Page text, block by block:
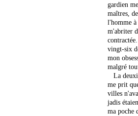
gardien
maîtres,
l'homme
m'abriter
vingt-six
mon
malgré
La
me prit
villes
jadis
ma poche